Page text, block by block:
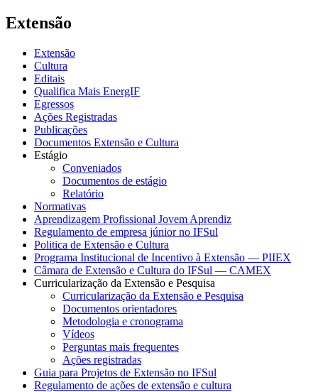
Extensão
Extensão
Cultura
Editais
Qualifica Mais EnergIF
Egressos
Ações Registradas
Publicações
Documentos Extensão e Cultura
Estágio
Conveniados
Documentos de estágio
Relatório
Normativas
Aprendizagem Profissional Jovem Aprendiz
Regulamento de empresa júnior no IFSul
Politica de Extensão e Cultura
Programa Institucional de Incentivo à Extensão — PIIEX
Câmara de Extensão e Cultura do IFSul — CAMEX
Curricularização da Extensão e Pesquisa
Curricularização da Extensão e Pesquisa
Documentos orientadores
Metodologia e cronograma
Vídeos
Perguntas mais frequentes
Ações registradas
Guia para Projetos de Extensão no IFSul
Regulamento de ações de extensão e cultura